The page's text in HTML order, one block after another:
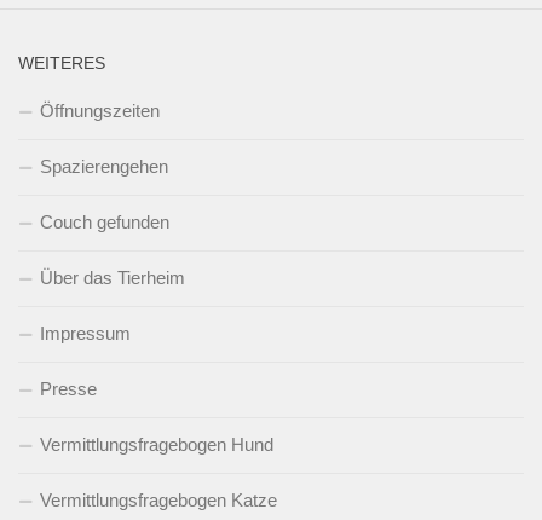
WEITERES
Öffnungszeiten
Spazierengehen
Couch gefunden
Über das Tierheim
Impressum
Presse
Vermittlungsfragebogen Hund
Vermittlungsfragebogen Katze